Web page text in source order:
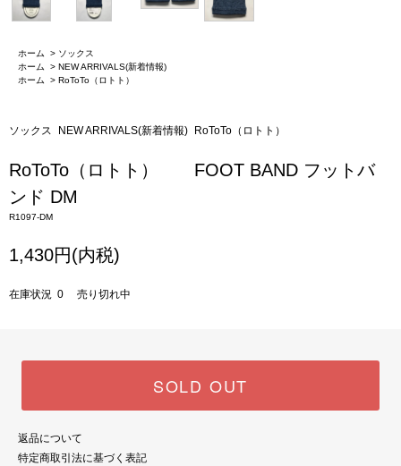
ホーム > ソックス
ホーム
> NEW ARRIVALS(新着情報)
ホーム
> RoToTo（ロトト）
ソックス NEW ARRIVALS(新着情報) RoToTo（ロトト）
RoToTo（ロトト） FOOT BAND フットバ
ンド DM
R1097-DM
1,430円(内税)
在庫状況 0 売り切れ中
SOLD OUT
返品について
特定商取引法に基づく表記